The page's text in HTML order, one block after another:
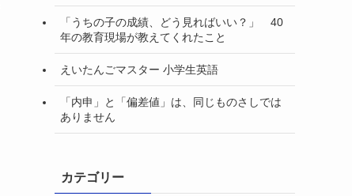
「うちの子の成績、どう見ればいい？」 40
年の教育現場が教えてくれたこと
えいたんごマスター 小学生英語
「内申」と「偏差値」は、同じものさしでは
ありません
カテゴリー